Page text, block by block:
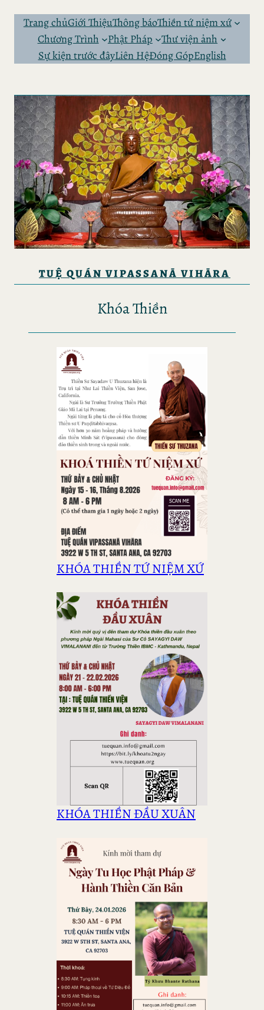
Trang chủGiới ThiệuThông báoThiền tứ niệm xứ
Chương Trình
Phật Pháp
Thư viện ảnh
Sự kiện trước đâyLiên HệĐóng GópEnglish
TUỆ QUÁN VIPASSANĀ VIHĀRA
Khóa Thiền
KHÓA THIỀN TỨ NIỆM XỨ
KHÓA THIỀN ĐẦU XUÂN